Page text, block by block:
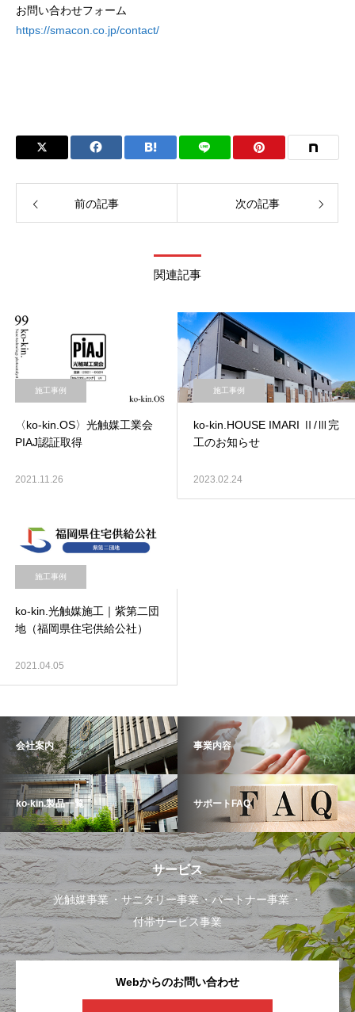
お問い合わせフォーム
https://smacon.co.jp/contact/
前の記事 次の記事
関連記事
施工事例
〈ko-kin.OS〉光触媒工業会
PIAJ認証取得
2021.11.26
施工事例
ko-kin.HOUSE IMARI Ⅱ/Ⅲ完
工のお知らせ
2023.02.24
施工事例
ko-kin.光触媒施工｜紫第二団
地（福岡県住宅供給公社）
2021.04.05
会社案内 事業内容
ko-kin.製品一覧 サポートFAQ
サービス
光触媒事業 サニタリー事業
パートナー事業
付帯サービス事業
Webからのお問い合わせ